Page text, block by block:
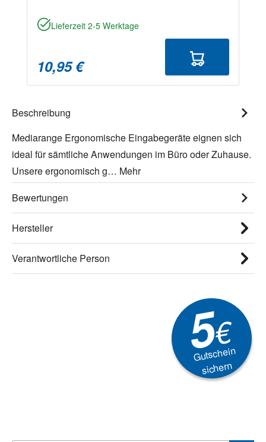
Lieferzeit 2-5 Werktage
10,95 €
Beschreibung
Mediarange Ergonomische Eingabegeräte eignen sich
ideal für sämtliche Anwendungen im Büro oder Zuhause.
Unsere ergonomisch g… Mehr
Bewertungen
Hersteller
Verantwortliche Person
5€
Gutschein
sichern